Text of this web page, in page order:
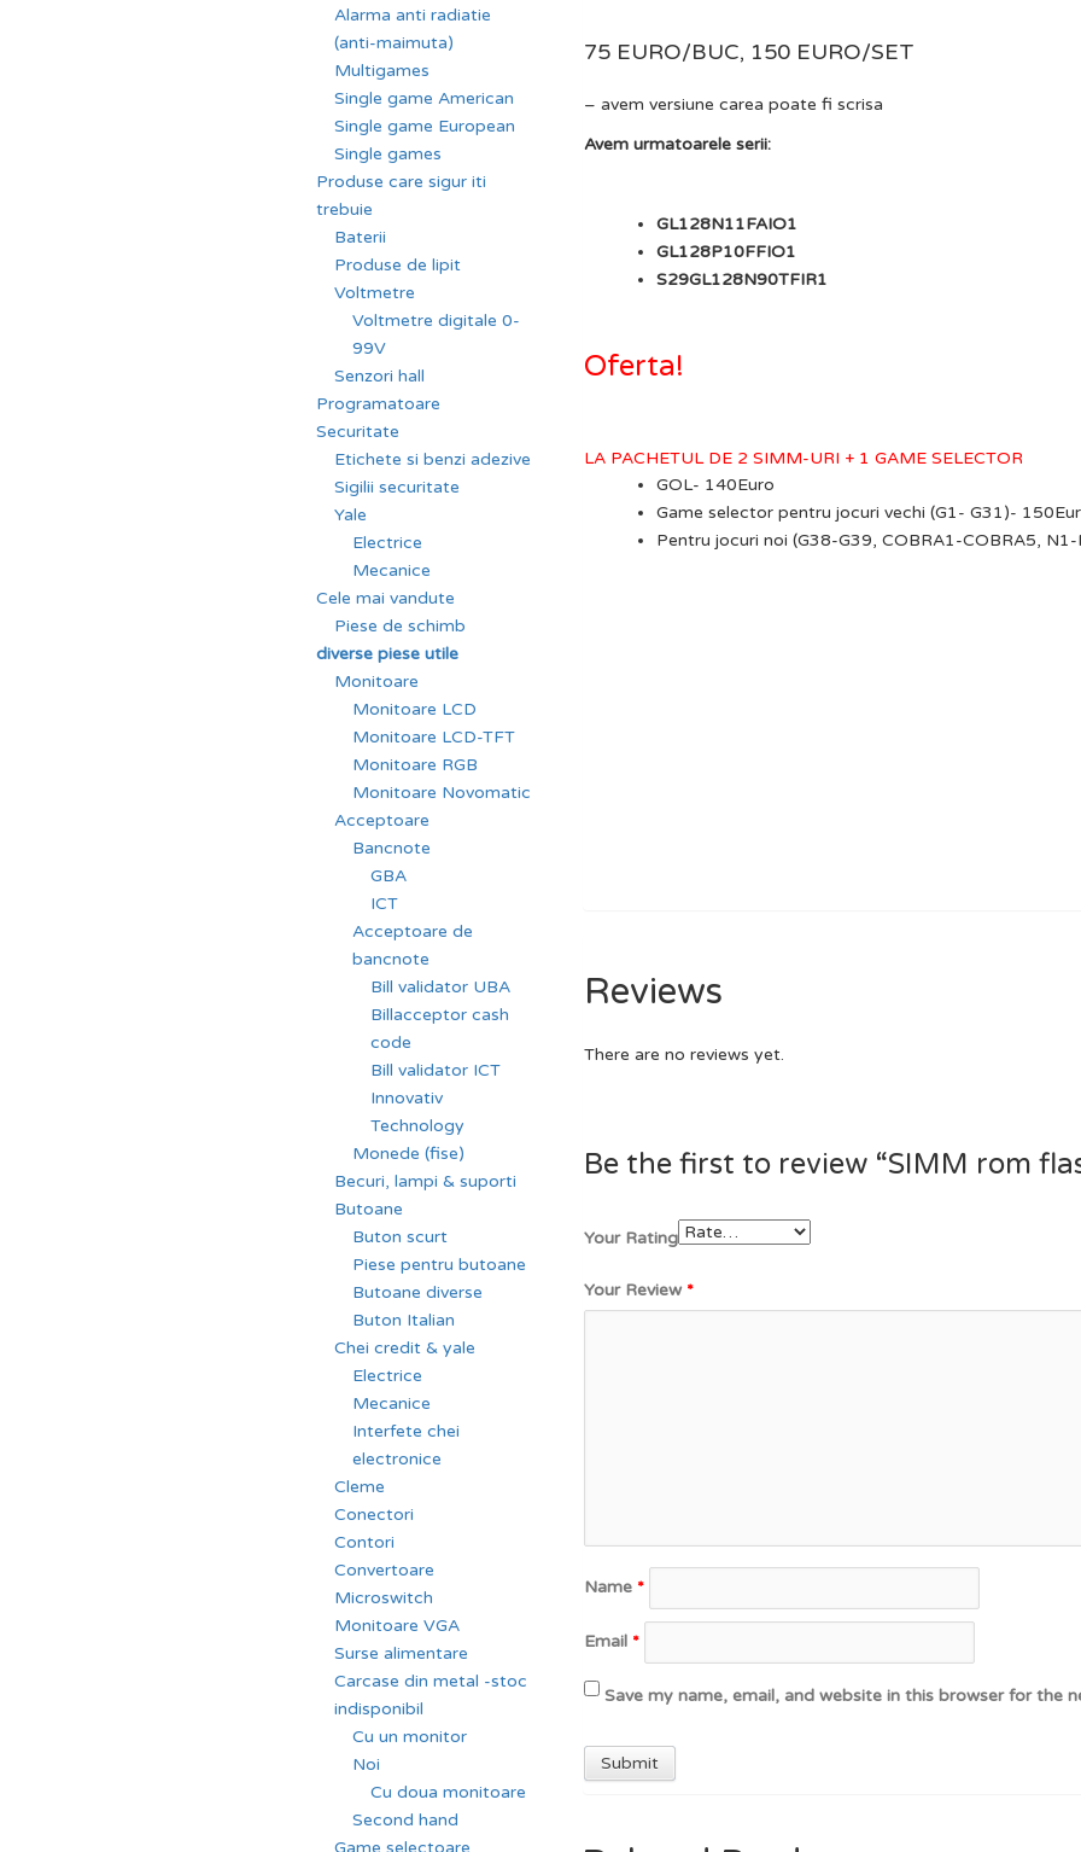
75 EURO/BUC, 150 EURO/SET
– avem versiune carea poate fi scrisa
Avem urmatoarele serii:
GL128N11FAIO1
GL128P10FFIO1
S29GL128N90TFIR1
Oferta!
LA PACHETUL DE 2 SIMM-URI + 1 GAME SELECTOR
GOL- 140Euro
Game selector pentru jocuri vechi (G1- G31)-
Pentru jocuri noi (G38-G39, COBRA1-COBRA5,
Reviews
There are no reviews yet.
Be the first to review “SIMM rom
Your Rating
Your Review *
Name *
Email *
Save my name, email, and website in this browser for the
Alarma anti radiatie
(anti-maimuta)
Multigames
Single game American
Single game European
Single games
Produse care sigur iti
trebuie
Baterii
Produse de lipit
Voltmetre
Voltmetre digitale 0-
99V
Senzori hall
Programatoare
Securitate
Etichete si benzi adezive
Sigilii securitate
Yale
Electrice
Mecanice
Cele mai vandute
Piese de schimb
diverse piese utile
Monitoare
Monitoare LCD
Monitoare LCD-TFT
Monitoare RGB
Monitoare Novomatic
Acceptoare
Bancnote
GBA
ICT
Acceptoare de
bancnote
Bill validator UBA
Billacceptor cash
code
Bill validator ICT
Innovativ
Technology
Monede (fise)
Becuri, lampi & suporti
Butoane
Buton scurt
Piese pentru butoane
Butoane diverse
Buton Italian
Chei credit & yale
Electrice
Mecanice
Interfete chei
electronice
Cleme
Conectori
Contori
Convertoare
Microswitch
Monitoare VGA
Surse alimentare
Carcase din metal -stoc
indisponibil
Cu un monitor
Noi
Cu doua monitoare
Second hand